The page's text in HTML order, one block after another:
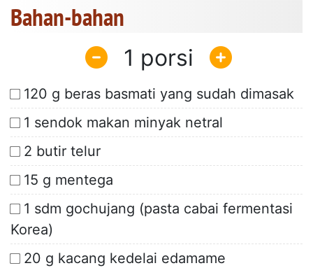
Bahan-bahan
1
120 g beras basmati yang sudah dimasak
1 sendok makan minyak netral
2 butir telur
15 g mentega
1 sdm gochujang (pasta cabai fermentasi
Korea)
20 g kacang kedelai edamame